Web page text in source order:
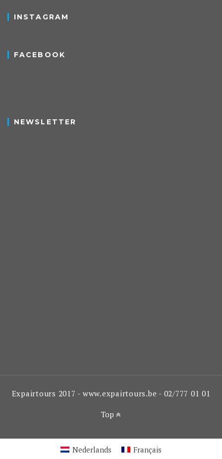
INSTAGRAM
FACEBOOK
NEWSLETTER
Expairtours 2017 - www.expairtours.be - 02/777 01 01
Top
Nederlands Français